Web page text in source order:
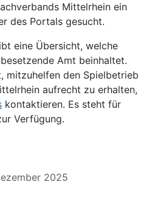
Mittelrhein ein
des Portals gesucht.
eine Übersicht, welche
Amt beinhaltet.
mitzuhelfen den Spielbetrieb
aufrecht zu erhalten,
kontaktieren. Es steht für
Verfügung.
2025